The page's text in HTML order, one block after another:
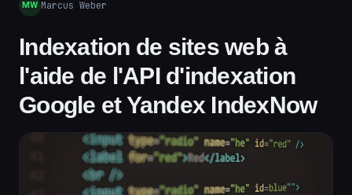
MW Marcus Weber
Indexation de sites web à
l'aide de l'API d'indexation
Google et Yandex IndexNow